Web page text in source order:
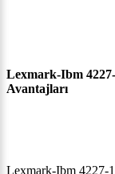
Lexmark-Ibm
Avantajları
Lexmark-Ibm 4227-